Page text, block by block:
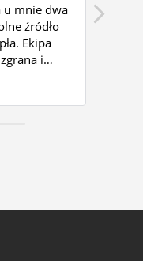
u mnie dwa
źródło
Ekipa
i
zakres
i